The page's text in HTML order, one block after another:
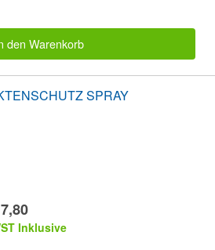
den Warenkorb
SPRAY
Inklusive